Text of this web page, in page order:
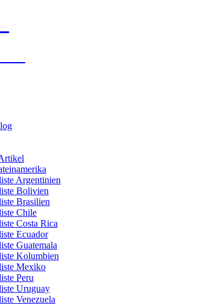
Argentinien
Bolivien
Brasilien
Chile
Costa Rica
Ecuador
Guatemala
Kolumbien
Mexiko
Peru
Uruguay
Venezuela